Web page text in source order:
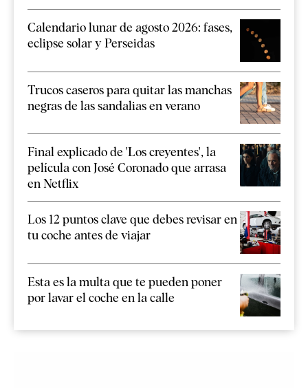
Calendario lunar de agosto 2026: fases,
eclipse solar y Perseidas
Trucos caseros para quitar las manchas
negras de las sandalias en verano
Final explicado de 'Los creyentes', la
película con José Coronado que arrasa
en Netflix
Los 12 puntos clave que debes revisar en
tu coche antes de viajar
Esta es la multa que te pueden poner
por lavar el coche en la calle